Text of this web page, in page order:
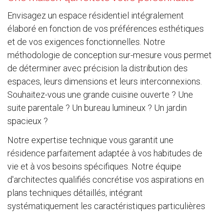
Envisagez un espace résidentiel intégralement
élaboré en fonction de vos préférences esthétiques
et de vos exigences fonctionnelles. Notre
méthodologie de conception sur-mesure vous permet
de déterminer avec précision la distribution des
espaces, leurs dimensions et leurs interconnexions.
Souhaitez-vous une grande cuisine ouverte ? Une
suite parentale ? Un bureau lumineux ? Un jardin
spacieux ?
Notre expertise technique vous garantit une
résidence parfaitement adaptée à vos habitudes de
vie et à vos besoins spécifiques. Notre équipe
d'architectes qualifiés concrétise vos aspirations en
plans techniques détaillés, intégrant
systématiquement les caractéristiques particulières